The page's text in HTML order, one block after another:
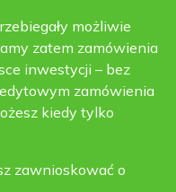
możliwie
zatem zamówienia
inwestycji – bez
zamówienia
kiedy tylko
zawnioskować o